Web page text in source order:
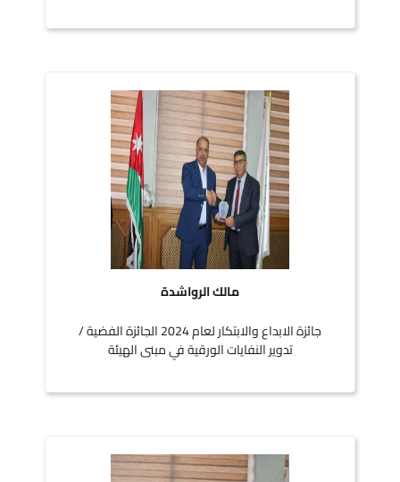
مالك الرواشدة
جائزة الابداع والابتكار لعام 2024 الجائزة الفضية /
تدوير النفايات الورقية في مبنى الهيئة